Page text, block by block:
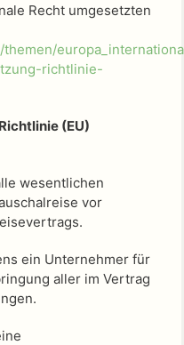
Recht umgesetzten
themen/
richtlinie-
(EU)
wesentlichen
vor
ein Unternehmer für
aller im Vertrag